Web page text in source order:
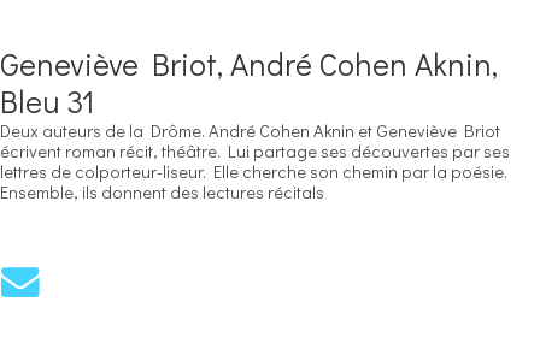
Geneviève Briot, André Cohen Aknin,
Bleu 31
Deux auteurs de la Drôme. André Cohen Aknin et Geneviève Briot
écrivent roman récit, théâtre. Lui partage ses découvertes par ses
lettres de colporteur-liseur. Elle cherche son chemin par la poésie.
Ensemble, ils donnent des lectures récitals